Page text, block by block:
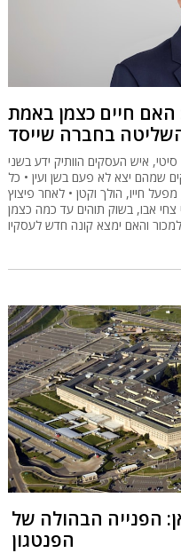
חיים כצמן באמת
בחברה שייסד
איש העסקים הוותיק ידע בשני
שמהם יצא לא פעם בשן ועין • כל
חייו, הולך וקטן • לאחר פיצוץ
אבו, בשוק תוהים עד כמה כצמן
והאם ימצא קונה חדש לעסקיו
הפנייה הבהולה של
הפנטגון